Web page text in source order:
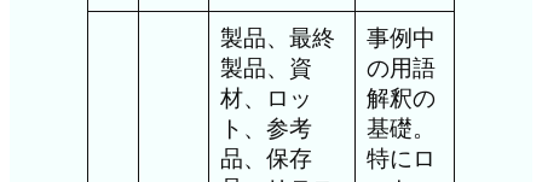
製品、最終
製品、資
材、ロッ
ト、参考
品、保存
事例中
の用語
解釈の
基礎。
特にロ